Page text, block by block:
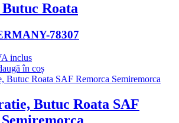
Roata
-78307
inclus
în coș
Butuc Roata SAF